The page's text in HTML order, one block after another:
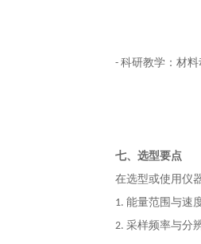
- 科研教学：材
七、选型要点
在选型或使用仪
1. 能量范围与速
2. 采样频率与分